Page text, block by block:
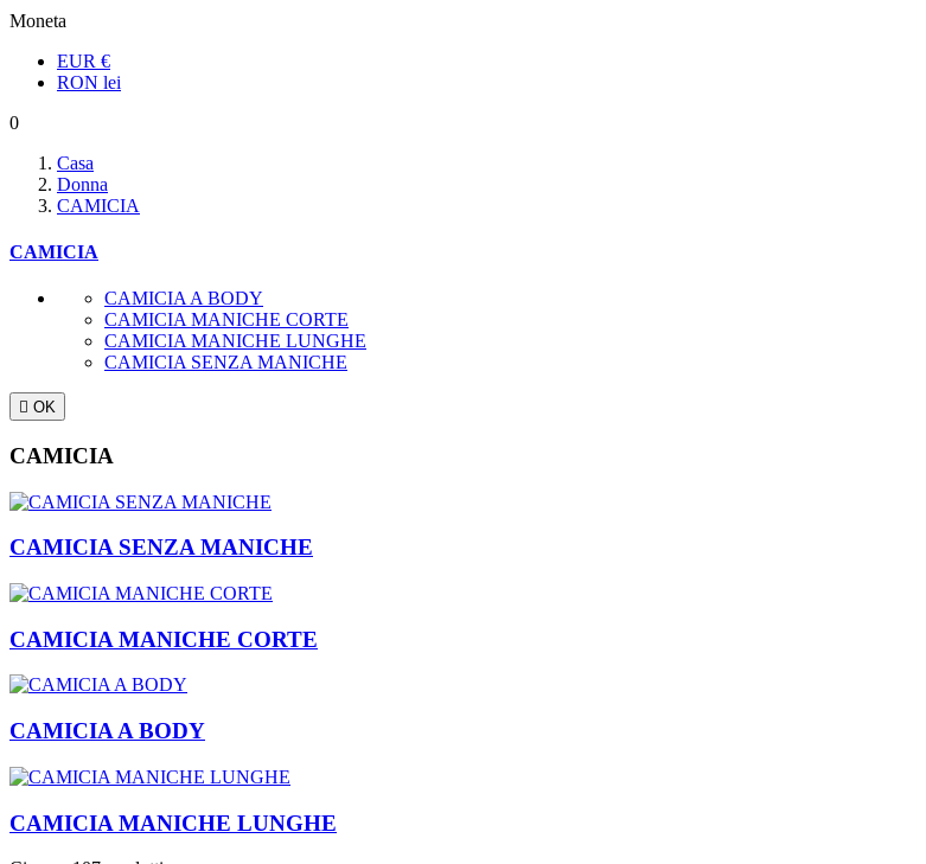
Moneta
EUR €
RON lei
0
Casa
Donna
CAMICIA
CAMICIA
CAMICIA A BODY
CAMICIA MANICHE CORTE
CAMICIA MANICHE LUNGHE
CAMICIA SENZA MANICHE
 OK
CAMICIA
CAMICIA SENZA MANICHE
CAMICIA MANICHE CORTE
CAMICIA A BODY
CAMICIA MANICHE LUNGHE